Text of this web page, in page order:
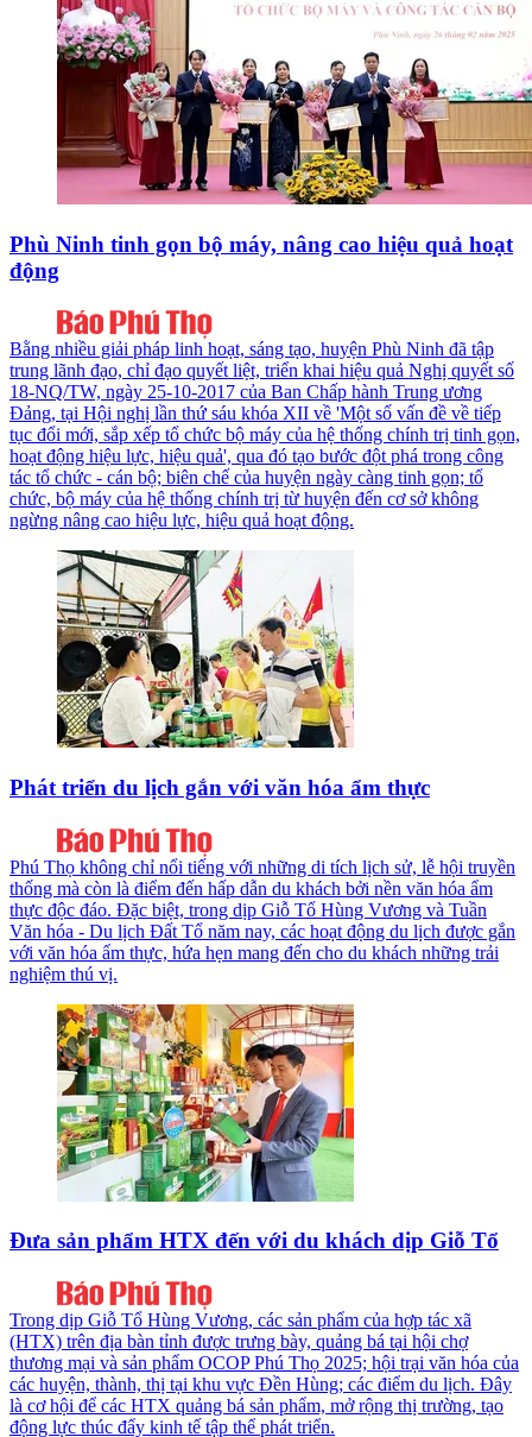
Phù Ninh tinh gọn bộ máy, nâng cao hiệu quả hoạt
động
Bằng nhiều giải pháp linh hoạt, sáng tạo, huyện Phù Ninh đã tập
trung lãnh đạo, chỉ đạo quyết liệt, triển khai hiệu quả Nghị quyết số
18-NQ/TW, ngày 25-10-2017 của Ban Chấp hành Trung ương
Đảng, tại Hội nghị lần thứ sáu khóa XII về 'Một số vấn đề về tiếp
tục đổi mới, sắp xếp tổ chức bộ máy của hệ thống chính trị tinh gọn,
hoạt động hiệu lực, hiệu quả', qua đó tạo bước đột phá trong công
tác tổ chức - cán bộ; biên chế của huyện ngày càng tinh gọn; tổ
chức, bộ máy của hệ thống chính trị từ huyện đến cơ sở không
ngừng nâng cao hiệu lực, hiệu quả hoạt động.
Phát triển du lịch gắn với văn hóa ẩm thực
Phú Thọ không chỉ nổi tiếng với những di tích lịch sử, lễ hội truyền
thống mà còn là điểm đến hấp dẫn du khách bởi nền văn hóa ẩm
thực độc đáo. Đặc biệt, trong dịp Giỗ Tổ Hùng Vương và Tuần
Văn hóa - Du lịch Đất Tổ năm nay, các hoạt động du lịch được gắn
với văn hóa ẩm thực, hứa hẹn mang đến cho du khách những trải
nghiệm thú vị.
Đưa sản phẩm HTX đến với du khách dịp Giỗ Tổ
Trong dịp Giỗ Tổ Hùng Vương, các sản phẩm của hợp tác xã
(HTX) trên địa bàn tỉnh được trưng bày, quảng bá tại hội chợ
thương mại và sản phẩm OCOP Phú Thọ 2025; hội trại văn hóa của
các huyện, thành, thị tại khu vực Đền Hùng; các điểm du lịch. Đây
là cơ hội để các HTX quảng bá sản phẩm, mở rộng thị trường, tạo
động lực thúc đẩy kinh tế tập thể phát triển.